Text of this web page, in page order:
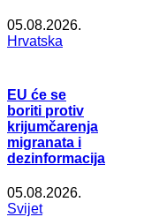
05.08.2026.
Hrvatska
EU će se
boriti protiv
krijumčarenja
migranata i
dezinformacija
05.08.2026.
Svijet